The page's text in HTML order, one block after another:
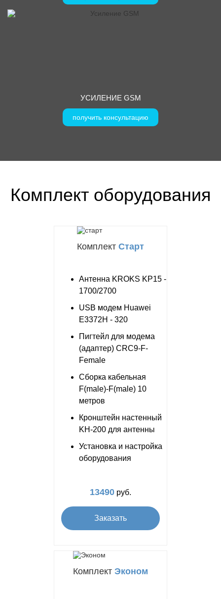
УСИЛЕНИЕ GSM
получить консультацию
Комплект оборудования
Комплект Старт
Антенна KROKS KP15 -
1700/2700
USB модем Huawei
E3372H - 320
Пигтейл для модема
(адаптер) CRC9-F-
Female
Сборка кабельная
F(male)-F(male) 10
метров
Кронштейн настенный
KH-200 для антенны
Установка и настройка
оборудования
13490 руб.
Заказать
Комплект Эконом